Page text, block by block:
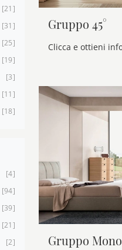
21
31
25
19
3
11
18
4
94
39
21
2
Gruppo 45°
Gruppo Mono